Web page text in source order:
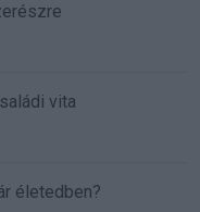
vita
életedben?